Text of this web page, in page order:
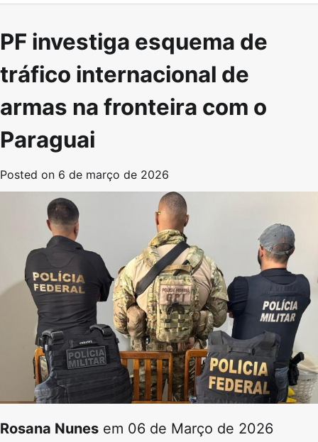
PF investiga esquema de
tráfico internacional de
armas na fronteira com o
Paraguai
Posted on 6 de março de 2026
Rosana Nunes em 06 de Março de 2026